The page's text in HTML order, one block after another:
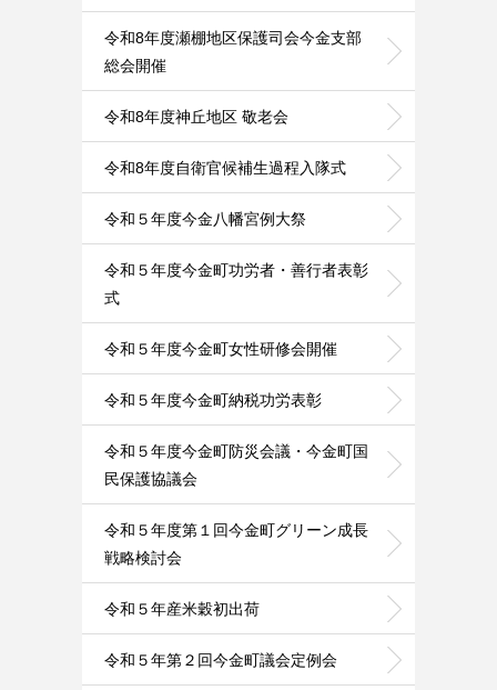
令和8年度瀬棚地区保護司会今金支部
総会開催
令和8年度神丘地区 敬老会
令和8年度自衛官候補生過程入隊式
令和５年度今金八幡宮例大祭
令和５年度今金町功労者・善行者表彰
式
令和５年度今金町女性研修会開催
令和５年度今金町納税功労表彰
令和５年度今金町防災会議・今金町国
民保護協議会
令和５年度第１回今金町グリーン成長
戦略検討会
令和５年産米穀初出荷
令和５年第２回今金町議会定例会